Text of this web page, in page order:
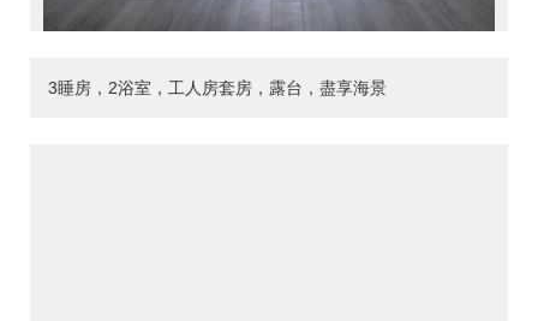
3睡房，2浴室，工人房套房，露台，盡享海景